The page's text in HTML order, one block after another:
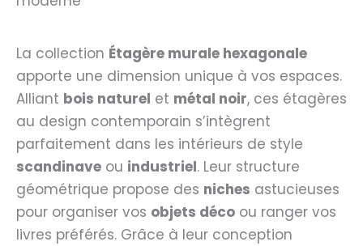
La collection Étagère murale hexagonale
apporte une dimension unique à vos espaces.
Alliant bois naturel et métal noir, ces étagères
au design contemporain s’intègrent
parfaitement dans les intérieurs de style
scandinave ou industriel. Leur structure
géométrique propose des niches astucieuses
pour organiser vos objets déco ou ranger vos
livres préférés. Grâce à leur conception